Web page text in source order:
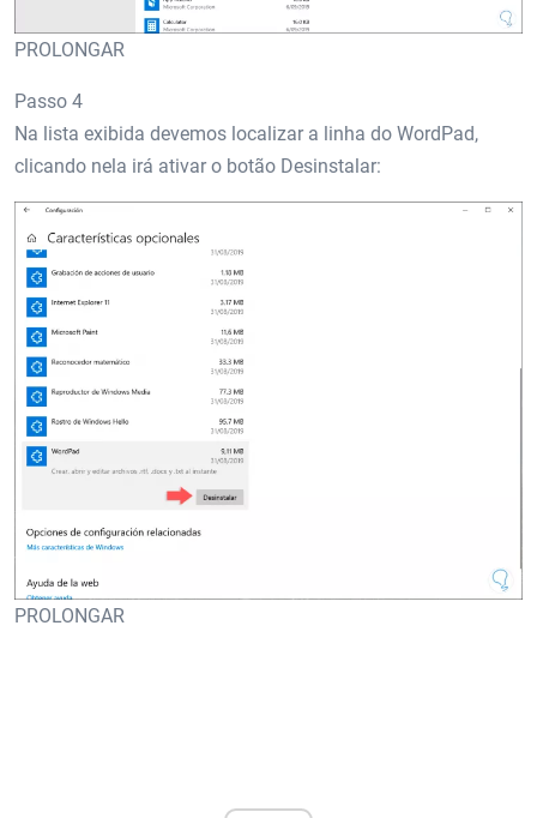
PROLONGAR
Passo 4
Na lista exibida devemos localizar a linha do WordPad,
clicando nela irá ativar o botão Desinstalar:
PROLONGAR